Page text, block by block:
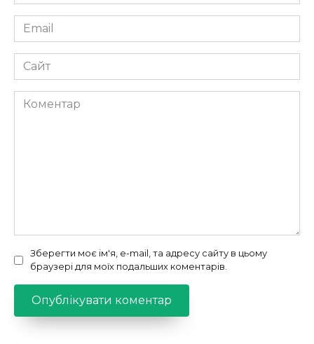
Email
*
Сайт
Коментар
Зберегти моє ім'я, e-mail, та адресу сайту в цьому
браузері для моїх подальших коментарів.